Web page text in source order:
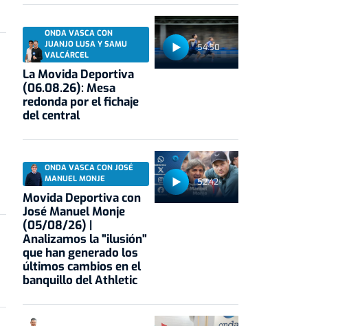
54:50
ONDA VASCA CON
JUANJO LUSA Y SAMU
VALCÁRCEL
La Movida Deportiva
(06.08.26): Mesa
redonda por el fichaje
del central
52:42
ONDA VASCA CON JOSÉ
MANUEL MONJE
Movida Deportiva con
José Manuel Monje
(05/08/26) |
Analizamos la "ilusión"
que han generado los
últimos cambios en el
banquillo del Athletic